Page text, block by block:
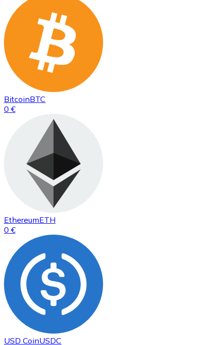
BitcoinBTC
0 €
EthereumETH
0 €
USD CoinUSDC